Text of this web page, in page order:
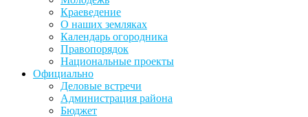
Краеведение
О наших земляках
Календарь огородника
Правопорядок
Национальные проекты
Официально
Деловые встречи
Администрация района
Бюджет